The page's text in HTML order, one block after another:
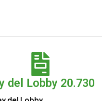
del Lobby 20.730